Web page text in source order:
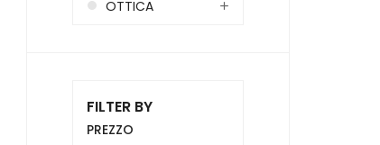
OTTICA
FILTER BY
PREZZO